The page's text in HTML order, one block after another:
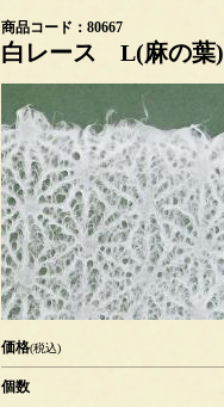
商品コード：80667
白レース L(麻の葉)
価格(税込)
個数